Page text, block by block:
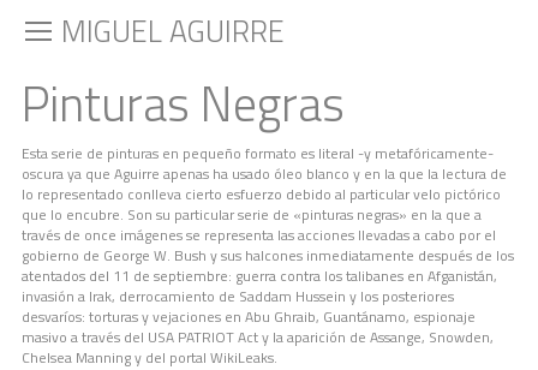
MIGUEL AGUIRRE
Pinturas Negras
Esta serie de pinturas en pequeño formato es literal -y metafóricamente-
oscura ya que Aguirre apenas ha usado óleo blanco y en la que la lectura de
lo representado conlleva cierto esfuerzo debido al particular velo pictórico
que lo encubre. Son su particular serie de «pinturas negras» en la que a
través de once imágenes se representa las acciones llevadas a cabo por el
gobierno de George W. Bush y sus halcones inmediatamente después de los
atentados del 11 de septiembre: guerra contra los talibanes en Afganistán,
invasión a Irak, derrocamiento de Saddam Hussein y los posteriores
desvaríos: torturas y vejaciones en Abu Ghraib, Guantánamo, espionaje
masivo a través del USA PATRIOT Act y la aparición de Assange, Snowden,
Chelsea Manning y del portal WikiLeaks.